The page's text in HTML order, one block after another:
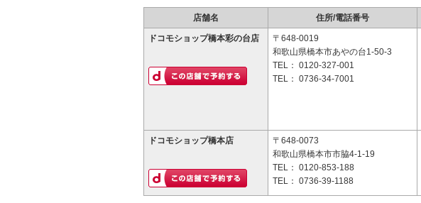
店舗名 住所/電話番号
ドコモショップ橋本彩の台店
〒648-0019
和歌山県橋本市あやの台1-50-3
TEL： 0120-327-001
TEL： 0736-34-7001
ドコモショップ橋本店
〒648-0073
和歌山県橋本市市脇4-1-19
TEL： 0120-853-188
TEL： 0736-39-1188